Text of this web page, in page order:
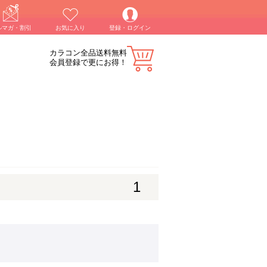
マガ・割引 お気に入り 登録・ログイン
カラコン全品送料無料
会員登録で更にお得！
1